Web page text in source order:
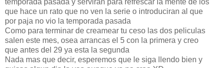
que hace un rato que no ven la serie o introduciran al que
por paja no vio la temporada pasada
Como para terminar de creamear tu ceso las dos peliculas
salen este mes, osea arrancas el 5 con la primera y creo
que antes del 29 ya esta la segunda
Nada mas que decir, esperemos que le siga llendo bien y